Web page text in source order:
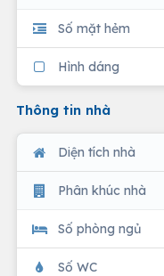
Số mặt hẻm
Hình dáng
Thông tin nhà
Diện tích nhà
Phân khúc nhà
Số phòng ngủ
Số WC